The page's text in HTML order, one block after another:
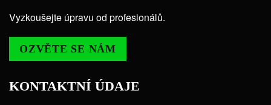
Vyzkoušejte úpravu od profesionálů.
OZVĚTE SE NÁM
KONTAKTNÍ ÚDAJE